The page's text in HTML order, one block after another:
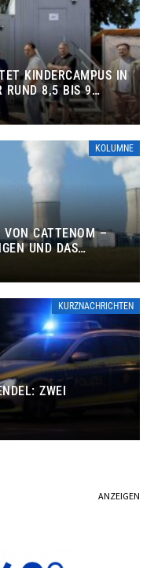
KINDERCAMPUS IN
RUND 8,5 BIS 9
KOLUMNE
VON CATTENOM –
UND DAS
KURZNACHRICHTEN
ZWEI
ANZEIGEN